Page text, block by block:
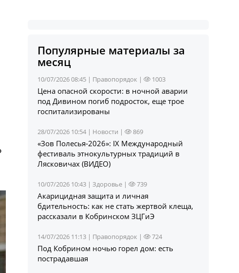
Популярные материалы за
месяц
10/07/2026 08:45 | Правопорядок | 1003
Цена опасной скорости: в ночной аварии
под Дивином погиб подросток, еще трое
госпитализированы
28/07/2026 10:54 | Новости | 869
«Зов Полесья‑2026»: IX Международный
фестиваль этнокультурных традиций в
Лясковичах (ВИДЕО)
10/07/2026 10:43 |Здоровье | 739
Акарицидная защита и личная
бдительность: как не стать жертвой клеща,
рассказали в Кобринском ЗЦГиЭ
14/07/2026 11:13 | Правопорядок | 724
Под Кобрином ночью горел дом: есть
пострадавшая